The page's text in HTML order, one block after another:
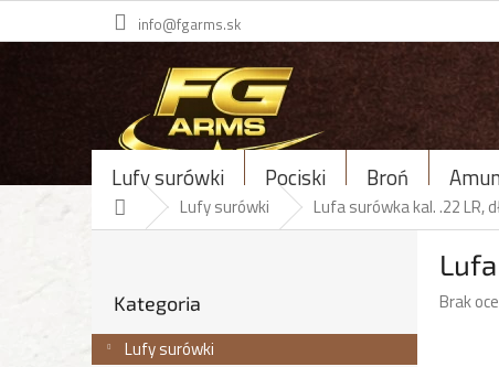
Przejść
info@fgarms.sk
Lufy surówki Pociski Broń
Home Lufy surówki Lufa surówka kal. .22 LR,
k
kategorie
Kategoria
Lufy surówki
Średnia
Brak